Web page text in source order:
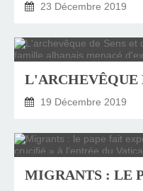
23 Décembre 2019
19 Décembre 2019